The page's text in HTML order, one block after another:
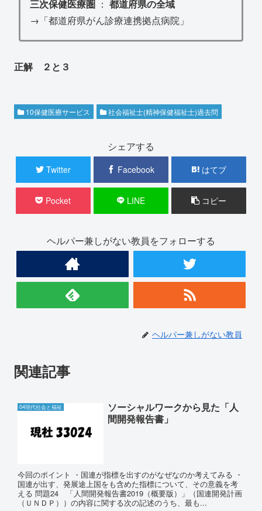
三次保健医療圏 ： 都道府県の全域
→「都道府県がん診療連携拠点病院」
正解 ２と３
10保健医療サービス 社会福祉士(精神保健福祉士)過去問
シェアする
Twitter Facebook はてブ
Pocket LINE コピー
ヘルパー兼しがない教員をフォローする
ヘルパー兼しがない教員
関連記事
04現代社会と福祉
ソーシャルワークから見た「人
間開発報告書」
今回のポイント ・国連が指標を出すのがなぜなのか考えてみる ・
国連が出す、発展途上国をも含めた指標について、その意義を考
える 問題24 「人間開発報告書2019（概要版）」（国連開発計画
（ＵＮＤＰ））の内容に関する次の記述のうち、最も...